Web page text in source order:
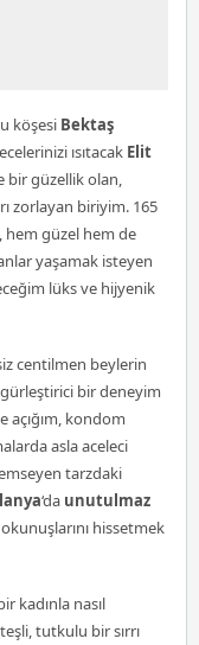
köşesi Bektaş
ısıtacak Elit
bir güzellik olan,
zorlayan biriyim. 165
hem güzel hem de
yaşamak isteyen
lüks ve hijyenik
centilmen beylerin
bir deneyim
açığım, kondom
asla aceleci
tarzdaki
‘da unutulmaz
hissetmek
kadınla nasıl
tutkulu bir sırrı